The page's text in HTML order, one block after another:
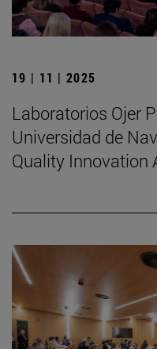
19 | 11 | 2025
Laboratorios Ojer
Universidad de
Quality Innovation